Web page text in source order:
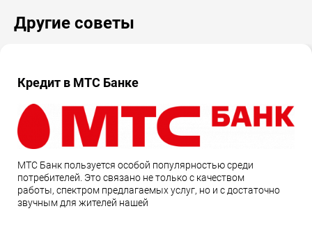
Другие советы
Кредит в МТС Банке
МТС Банк пользуется особой популярностью среди
потребителей. Это связано не только с качеством
работы, спектром предлагаемых услуг, но и с достаточно
звучным для жителей нашей